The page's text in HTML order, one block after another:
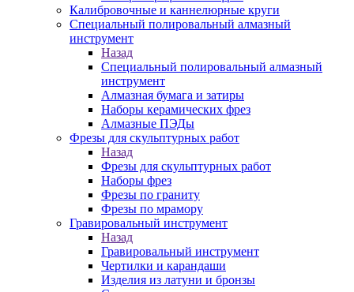
Калибровочные и каннелюрные круги
Специальный полировальный алмазный
инструмент
Назад
Специальный полировальный алмазный
инструмент
Алмазная бумага и затиры
Наборы керамических фрез
Алмазные ПЭДы
Фрезы для скульптурных работ
Назад
Фрезы для скульптурных работ
Наборы фрез
Фрезы по граниту
Фрезы по мрамору
Гравировальный инструмент
Назад
Гравировальный инструмент
Чертилки и карандаши
Изделия из латуни и бронзы